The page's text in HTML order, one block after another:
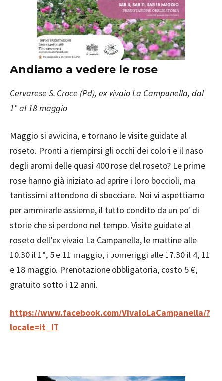
Andiamo a vedere le rose
Cervarese S. Croce (Pd), ex vivaio La Campanella, dal
1° al 18 maggio
Maggio si avvicina, e tornano le visite guidate al
roseto. Pronti a riempirsi gli occhi dei colori e il naso
degli aromi delle quasi 400 rose del roseto? Le prime
rose hanno già iniziato ad aprire i loro boccioli, ma
tantissimi attendono di sbocciare. Noi vi aspettiamo
per ammirarle assieme, il tutto condito da un po' di
storie che si perdono nel tempo. Visite guidate al
roseto dell’ex vivaio La Campanella, le mattine alle
10.30 il 1°, 5 e 11 maggio, i pomeriggi alle 17.30 il 4, 11
e 18 maggio. Prenotazione obbligatoria, costo 5 €,
gratuito sotto i 12 anni.
https://www.facebook.com/VivaioLaCampanella/?
locale=it_IT